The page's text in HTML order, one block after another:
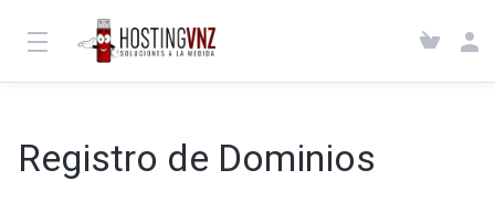
Registro de Dominios